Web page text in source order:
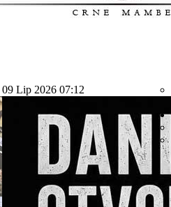
09 Lip 2026 07:12